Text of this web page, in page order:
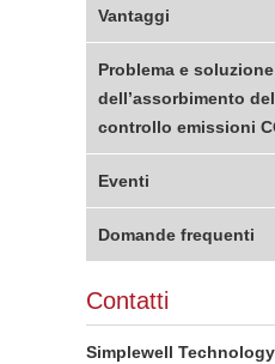
Vantaggi
Problema e soluzione
dell’assorbimento
controllo emissioni
Eventi
Domande frequenti
Contatti
Simplewell